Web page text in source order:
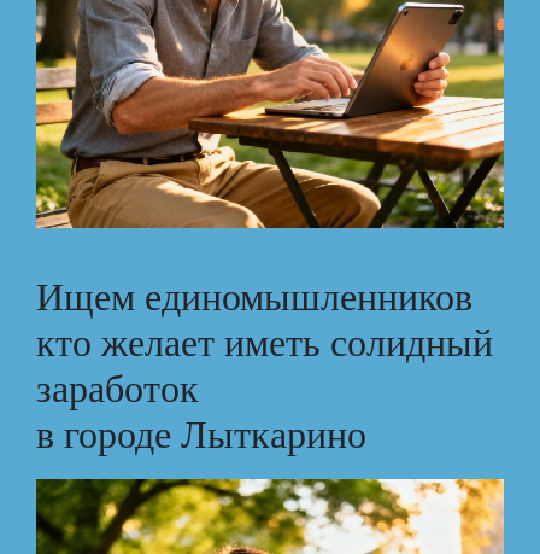
Ищем единомышленников
кто желает иметь солидный
заработок
в городе Лыткарино